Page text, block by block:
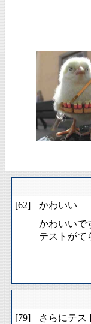
[62]
かわいい
かわいいで
テストが
[79]
さらにテス